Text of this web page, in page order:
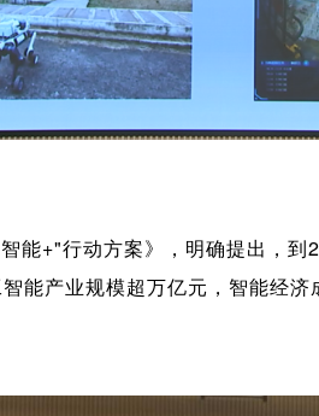
能+"行动方案》，明确提出，
能产业规模超万亿元，智能经